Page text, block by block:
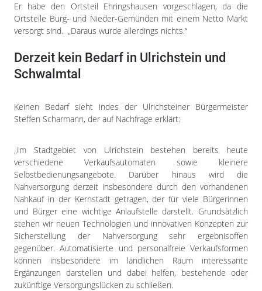
Er habe den Ortsteil Ehringshausen vorgeschlagen, da die
Ortsteile Burg- und Nieder-Gemünden mit einem Netto Markt
versorgt sind. „Daraus wurde allerdings nichts.“
Derzeit kein Bedarf in Ulrichstein und
Schwalmtal
Keinen Bedarf sieht indes der Ulrichsteiner Bürgermeister
Steffen Scharmann, der auf Nachfrage erklärt:
„Im Stadtgebiet von Ulrichstein bestehen bereits heute
verschiedene Verkaufsautomaten sowie kleinere
Selbstbedienungsangebote. Darüber hinaus wird die
Nahversorgung derzeit insbesondere durch den vorhandenen
Nahkauf in der Kernstadt getragen, der für viele Bürgerinnen
und Bürger eine wichtige Anlaufstelle darstellt. Grundsätzlich
stehen wir neuen Technologien und innovativen Konzepten zur
Sicherstellung der Nahversorgung sehr ergebnisoffen
gegenüber. Automatisierte und personalfreie Verkaufsformen
können insbesondere im ländlichen Raum interessante
Ergänzungen darstellen und dabei helfen, bestehende oder
zukünftige Versorgungslücken zu schließen.